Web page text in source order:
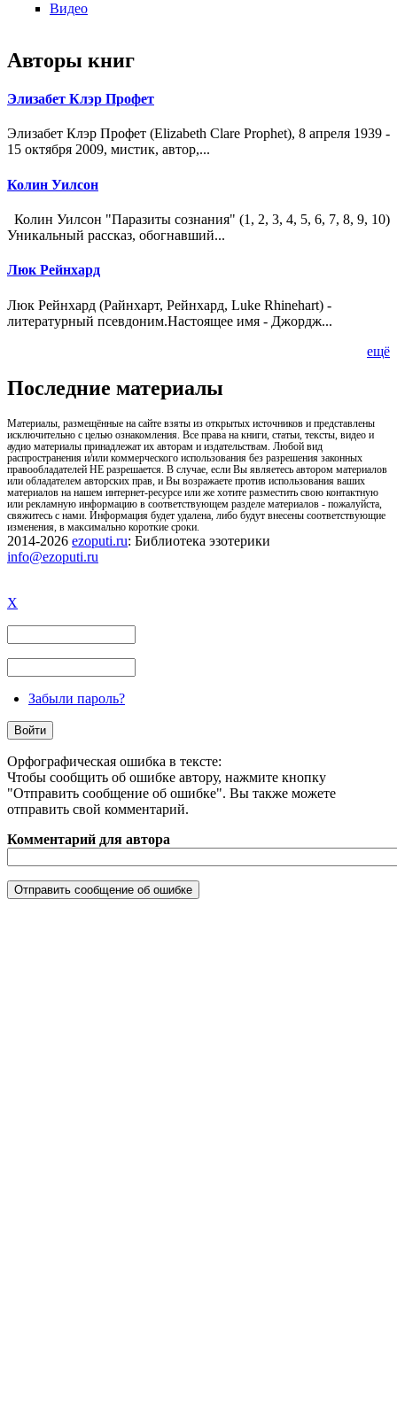
Видео
Авторы книг
Элизабет Клэр Профет
Элизабет Клэр Профет (Elizabeth Clare Prophet), 8 апреля 1939 -
15 октября 2009, мистик, автор,...
Колин Уилсон
Колин Уилсон "Паразиты сознания" (1, 2, 3, 4, 5, 6, 7, 8, 9, 10)
Уникальный рассказ, обогнавший...
Люк Рейнхард
Люк Рейнхард (Райнхарт, Рейнхард, Luke Rhinehart) -
литературный псевдоним.Настоящее имя - Джордж...
ещё
Последние материалы
Материалы, размещённые на сайте взяты из открытых источников и представлены
исключительно с целью ознакомления. Все права на книги, статьи, тексты, видео и
аудио материалы принадлежат их авторам и издательствам. Любой вид
распространения и/или коммерческого использования без разрешения законных
правообладателей НЕ разрешается. В случае, если Вы являетесь автором материалов
или обладателем авторских прав, и Вы возражаете против использования ваших
материалов на нашем интернет-ресурсе или же хотите разместить свою контактную
или рекламную информацию в соответствующем разделе материалов - пожалуйста,
свяжитесь с нами. Информация будет удалена, либо будут внесены соответствующие
изменения, в максимально короткие сроки.
2014-2026 ezoputi.ru: Библиотека эзотерики
info@ezoputi.ru
X
Забыли пароль?
Орфографическая ошибка в тексте:
Чтобы сообщить об ошибке автору, нажмите кнопку
"Отправить сообщение об ошибке". Вы также можете
отправить свой комментарий.
Комментарий для автора